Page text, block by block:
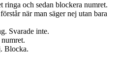
ringa och sedan blockera numret.
när man säger nej utan bara
Svarade inte.
Blocka.